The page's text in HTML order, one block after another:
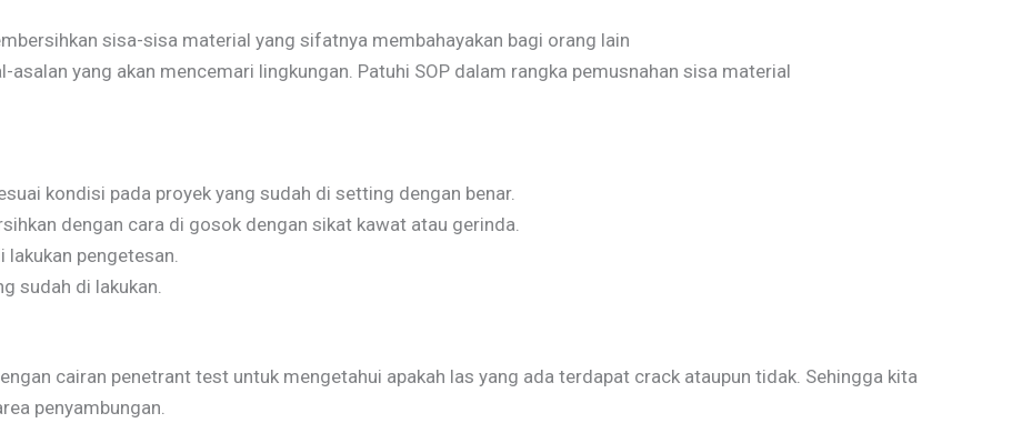
sisa-sisa material yang sifatnya membahayakan bagi orang lain
yang akan mencemari lingkungan. Patuhi SOP dalam rangka pemusnahan sisa material
kondisi pada proyek yang sudah di setting dengan benar.
dengan cara di gosok dengan sikat kawat atau gerinda.
pengetesan.
sudah di lakukan.
cairan penetrant test untuk mengetahui apakah las yang ada terdapat crack ataupun tidak. Sehingga kita
penyambungan.